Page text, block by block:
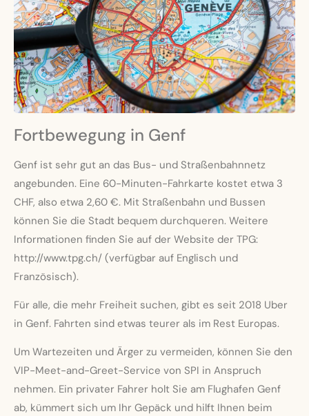
Fortbewegung in Genf
Genf ist sehr gut an das Bus- und Straßenbahnnetz
angebunden. Eine 60-Minuten-Fahrkarte kostet etwa 3
CHF, also etwa 2,60 €. Mit Straßenbahn und Bussen
können Sie die Stadt bequem durchqueren. Weitere
Informationen finden Sie auf der Website der TPG:
http://www.tpg.ch/ (verfügbar auf Englisch und
Französisch).
Für alle, die mehr Freiheit suchen, gibt es seit 2018 Uber
in Genf. Fahrten sind etwas teurer als im Rest Europas.
Um Wartezeiten und Ärger zu vermeiden, können Sie den
VIP-Meet-and-Greet-Service von SPI in Anspruch
nehmen. Ein privater Fahrer holt Sie am Flughafen Genf
ab, kümmert sich um Ihr Gepäck und hilft Ihnen beim